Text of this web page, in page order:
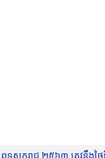
សករាជ ២៥៦៣ ត្រូវនឹងថ្ង